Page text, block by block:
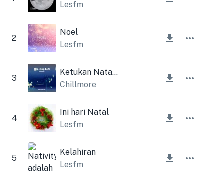
Lesfm
2
Noel
Lesfm
3
Ketukan Natalku
Chillmore
4
Ini hari Natal
Lesfm
5
Kelahiran
Lesfm